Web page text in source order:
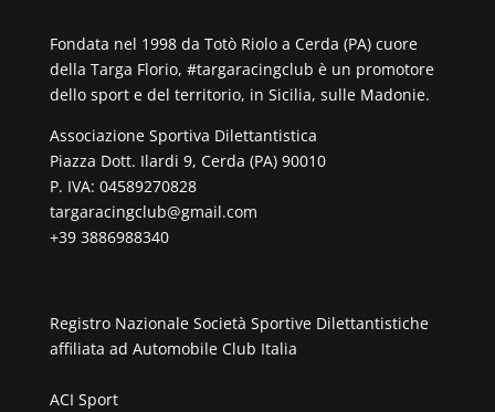
Fondata nel 1998 da Totò Riolo a Cerda (PA) cuore
della Targa Florio, #targaracingclub è un promotore
dello sport e del territorio, in Sicilia, sulle Madonie.
Associazione Sportiva Dilettantistica
Piazza Dott. Ilardi 9, Cerda (PA) 90010
P. IVA: 04589270828
targaracingclub@gmail.com
+39 3886988340
Registro Nazionale Società Sportive Dilettantistiche
affiliata ad Automobile Club Italia
ACI Sport